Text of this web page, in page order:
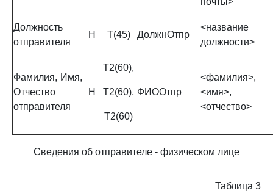
Должность
отправителя
Н Т(45) ДолжнОтпр
<название
должности>
Фамилия, Имя,
Отчество
отправителя
Н
Т2(60),
Т2(60),
Т2(60)
ФИООтпр
<фамилия>,
<имя>,
<отчество>
Сведения об отправителе - физическом лице
Таблица 3